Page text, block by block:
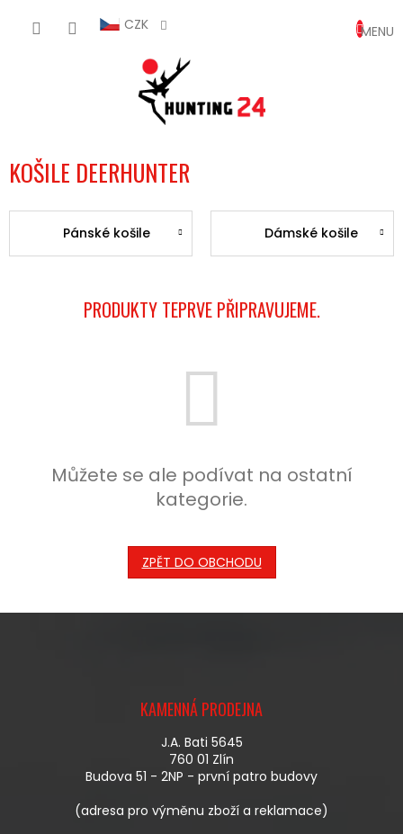
CZK
KOŠÍK
KOŠILE DEERHUNTER
Pánské košile Dámské košile
PRODUKTY TEPRVE PŘIPRAVUJEME.
Můžete se ale podívat na ostatní
kategorie.
ZPĚT DO OBCHODU
KAMENNÁ PRODEJNA
J.A. Bati 5645
760 01 Zlín
Budova 51 - 2NP - první patro budovy
(adresa pro výměnu zboží a reklamace)